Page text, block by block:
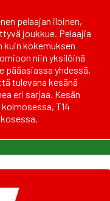
pelaajan iloinen,
joukkue. Pelaajia
kuin kokemuksen
niin yksilöinä
pääasiassa yhdessä,
tulevana kesänä
eri sarjaa. Kesän
T14